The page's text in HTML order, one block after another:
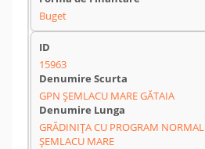
Buget
15963
GPN ȘEMLACU MARE GĂTAIA
GRĂDINIȚA CU PROGRAM NORMAL
ȘEMLACU MARE